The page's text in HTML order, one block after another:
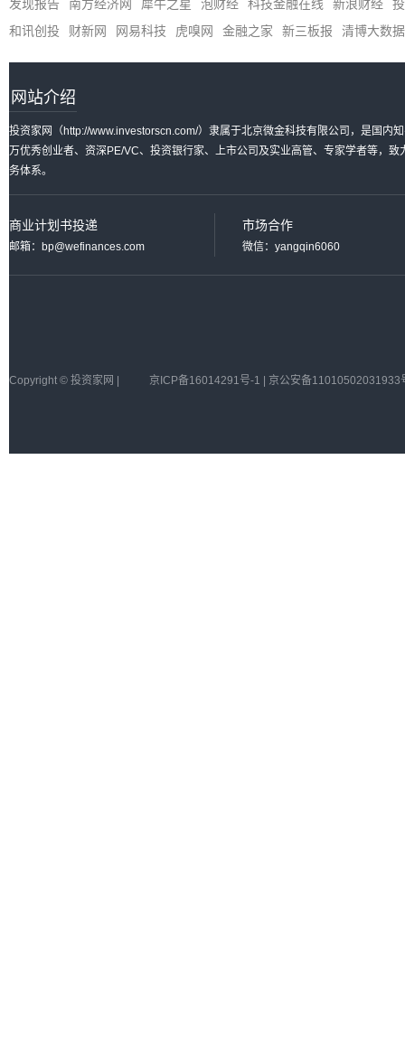
发现报告 南方经济网 犀牛之星 泡财经 科技金融在线 新浪财经
和讯创投
财新网 网易科技 虎嗅网 金融之家 新三板报 清博大数据
网站介绍
投资家网（http://www.investorscn.com/）隶属于北京微金科技有限公司，是国内
万优秀创业者、资深PE/VC、投资银行家、上市公司及实业高管、专家学者等，
务体系。
商业计划书投递
邮箱：bp@wefinances.com
市场合作
微信：yangqin6060
Copyright © 投资家网 | 京ICP备16014291号-1 | 京公安备11010502031933